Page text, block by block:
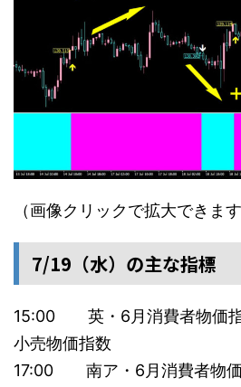
（画像クリックで拡大できます
7/19（水）の主な指標
15:00 英・6月消費者物価指
小売物価指数
17:00 南ア・6月消費者物